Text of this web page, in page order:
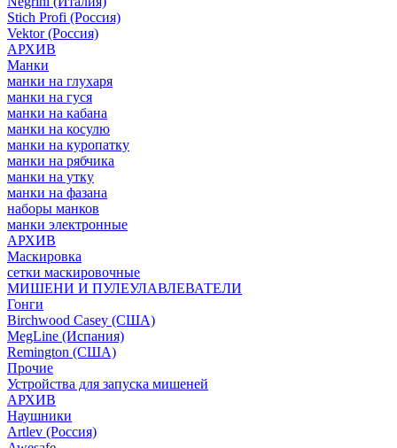
Stich Profi (Россия)
Vektor (Россия)
АРХИВ
Манки
манки на глухаря
манки на гуся
манки на кабана
манки на косулю
манки на куропатку
манки на рябчика
манки на утку
манки на фазана
наборы манков
манки электронные
АРХИВ
Маскировка
сетки маскировочные
МИШЕНИ И ПУЛЕУЛАВЛЕВАТЕЛИ
Гонги
Birchwood Casey (США)
MegLine (Испания)
Remington (США)
Прочие
Устройства для запуска мишеней
АРХИВ
Наушники
Artlev (Россия)